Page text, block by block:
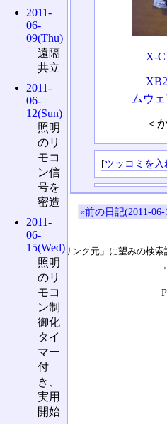
X-
ムウェ
＜
[ツッコミを入
«前の日記(2011-
↑の「本日のリンク元」に望みの検
→
2011-
06-
09(Thu)
遠隔
共立
2011-
06-
12(Sun)
照明
のリ
モコ
ン信
号を
密造
2011-
06-
15(Wed)
照明
のリ
モコ
ン制
御化
タイ
マー
付
き、
実用
開始